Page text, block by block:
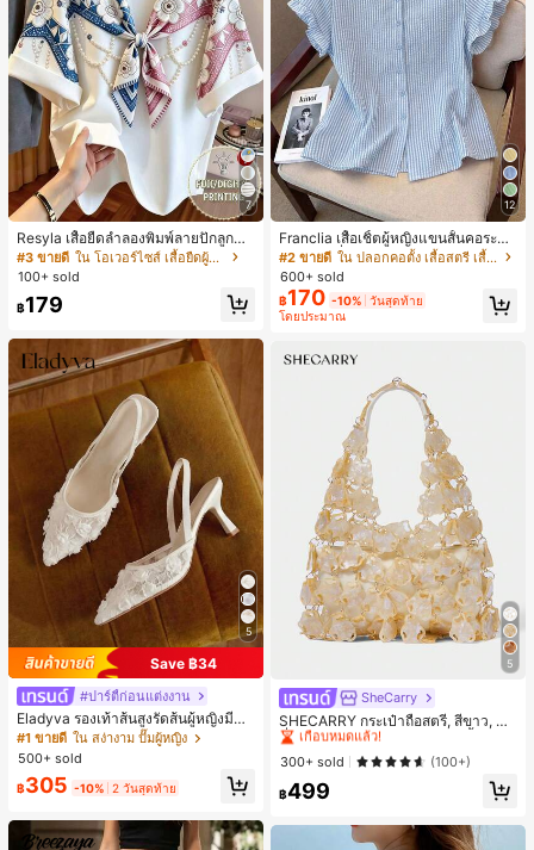
7
Resyla เสื้อยืดลำลองพิมพ์ลายปักลูกปัด
รูปโบว์ขนาดใหญ่สำหรับผู้หญิง
#3 ขายดี
ใน โอเวอร์ไซส์ เสื้อยืดผู้หญิง
100+ sold
฿179
5
Save ฿34
#ปาร์ตี้ก่อนแต่งงาน
Eladyva รองเท้าส้นสูงรัดส้นผู้หญิงมีดอ
กไม้ประดับตาข่ายเสริมและสามารถสว
มได้สองแบบ ส้นสูง 7 ซม. รูปแบบโรมัน
หรูหรา ส้นเข็ม ลุคเทพนิยาย
#1 ขายดี ใน สง่างาม ปั๊มผู้หญิง
500+ sold
฿305 -10% 2 วันสุดท้าย
12
Franclia เสื้อเชิ้ตผู้หญิงแขนสั้นคอระบา
ยกระดุมเดี่ยวลายทาง
#2 ขายดี
ใน ปลอกคอตั้ง เสื้อสตรี เสื้อเบลาส์ & Tee
600+ sold
฿170 -10% วันสุดท้าย
โดยประมาณ
5
SheCarry
SHECARRY กระเป๋าถือสตรี, สีขาว, แฟ
ชั่น, สง่างาม, วันหยุด, งานปาร์ตี้
#1 ขายดี
เกือบหมดแล้ว!
#1 ขายดี
เกือบหมดแล้ว!
#1 ขายดี
เกือบหมดแล้ว!
#1 ขายดี
ใน บรรยากาศฤดูร้อน กระเป๋าหูหิ้วด้านบนผู้หญิง
เกือบหมดแล้ว!
300+ sold (100+)
฿499